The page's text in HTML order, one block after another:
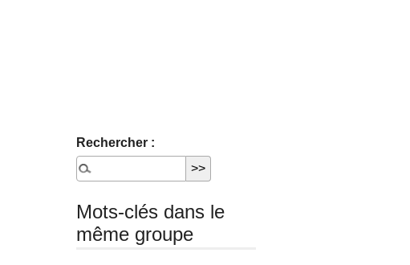
Rechercher :
Mots-clés dans le
même groupe